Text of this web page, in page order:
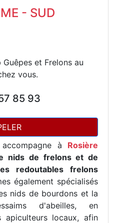
- SUD
et Frelons au
vous.
85 93
à Rosière
nids de frelons et de
redoutables frelons
également spécialisés
nids de bourdons et la
d'abeilles, en
apiculteurs locaux, afin